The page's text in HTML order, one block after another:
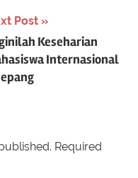
Post
Keseharian
Internasional
Required